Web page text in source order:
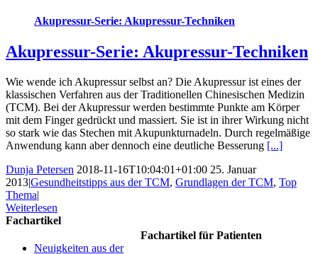
Akupressur-Serie: Akupressur-Techniken
Akupressur-Serie: Akupressur-Techniken
Wie wende ich Akupressur selbst an? Die Akupressur ist eines der
klassischen Verfahren aus der Traditionellen Chinesischen Medizin
(TCM). Bei der Akupressur werden bestimmte Punkte am Körper
mit dem Finger gedrückt und massiert. Sie ist in ihrer Wirkung nicht
so stark wie das Stechen mit Akupunkturnadeln. Durch regelmäßige
Anwendung kann aber dennoch eine deutliche Besserung [...]
Dunja Petersen 2018-11-16T10:04:01+01:00 25. Januar
2013|Gesundheitstipps aus der TCM, Grundlagen der TCM, Top
Thema|
Weiterlesen
Fachartikel für Patienten
Fachartikel
Neuigkeiten aus der